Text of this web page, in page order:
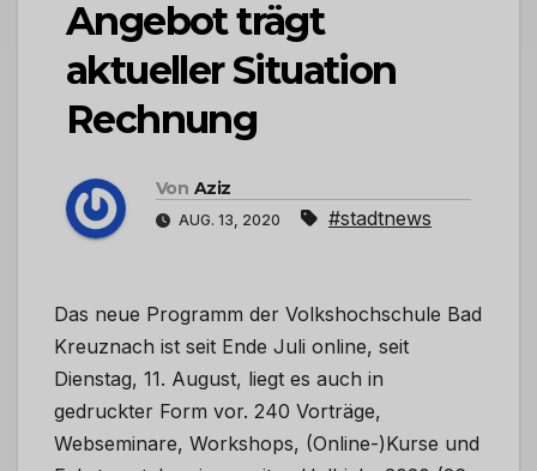
Angebot trägt
aktueller Situation
Rechnung
Von Aziz
AUG. 13, 2020 #stadtnews
Das neue Programm der Volkshochschule Bad
Kreuznach ist seit Ende Juli online, seit
Dienstag, 11. August, liegt es auch in
gedruckter Form vor. 240 Vorträge,
Webseminare, Workshops, (Online-)Kurse und